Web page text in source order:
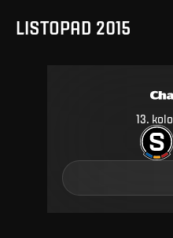
LISTOPAD 2015
13 kolo